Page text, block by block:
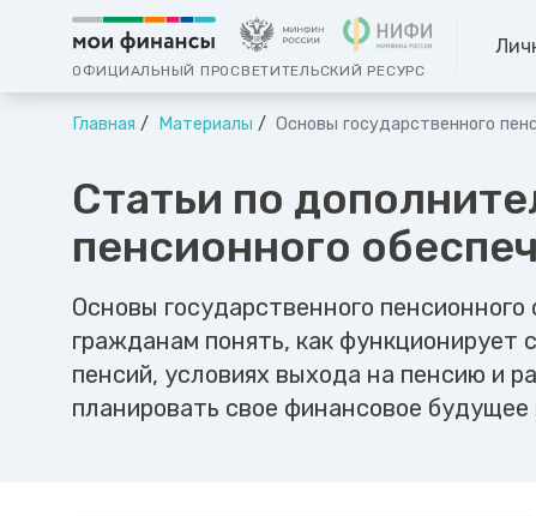
ОФИЦИАЛЬНЫЙ ПРОСВЕТИТЕЛЬСКИЙ РЕСУРС
Главная Материалы Основы государственного
Статьи по
пенсионного
Основы государственного
гражданам понять, как функционирует
пенсий, условиях выхода на пенсию и
планировать свое финансовое